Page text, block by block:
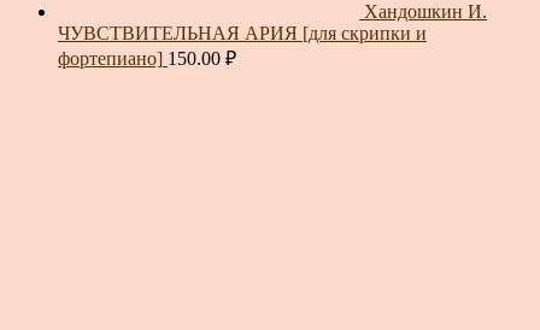
Хандошкин И.
ЧУВСТВИТЕЛЬНАЯ АРИЯ [для скрипки и
фортепиано] 150.00 ₽